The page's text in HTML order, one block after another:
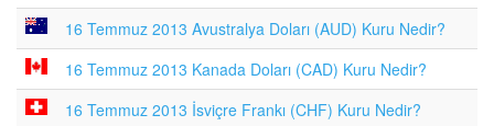
16 Temmuz 2013 Avustralya Doları (AUD) Kuru Nedir?
16 Temmuz 2013 Kanada Doları (CAD) Kuru Nedir?
16 Temmuz 2013 İsviçre Frankı (CHF) Kuru Nedir?